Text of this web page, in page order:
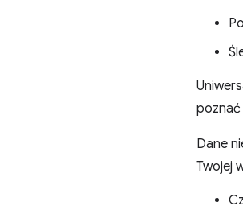
poznać
Dane
Twojej